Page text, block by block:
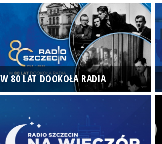
W 80 LAT DOOKOŁA RADIA